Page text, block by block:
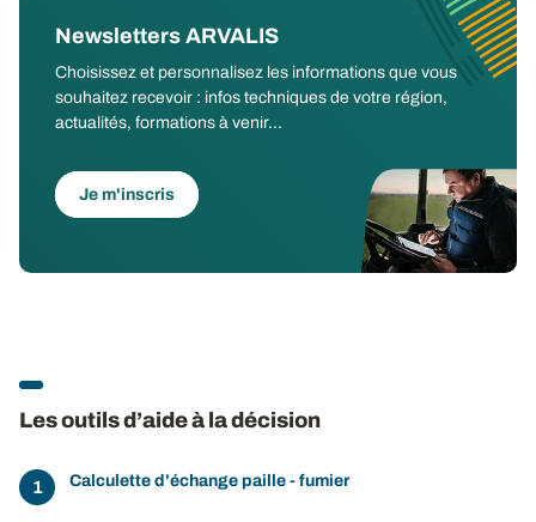
Newsletters ARVALIS
Choisissez et personnalisez les informations que vous
souhaitez recevoir : infos techniques de votre région,
actualités, formations à venir...
Je m'inscris
Les outils d’aide à la décision
Calculette d'échange paille - fumier